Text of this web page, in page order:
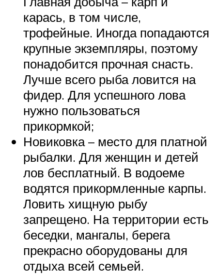
карась, в том числе,
трофейные. Иногда попадаются
крупные экземпляры, поэтому
понадобится прочная снасть.
Лучше всего рыба ловится на
фидер. Для успешного лова
нужно пользоваться
прикормкой;
Новиковка – место для платной
рыбалки. Для женщин и детей
лов бесплатный. В водоеме
водятся прикормленные карпы.
Ловить хищную рыбу
запрещено. На территории есть
беседки, мангалы, берега
прекрасно оборудованы для
отдыха всей семьей.